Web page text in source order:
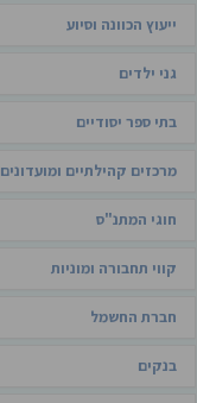
ייעוץ הכוונה וסיוע
גני ילדים
בתי ספר יסודיים
מרכזים קהילתיים ומועדונים
חוגי המתנ"ס
קווי תחבורה ומוניות
חברת החשמל
בנקים